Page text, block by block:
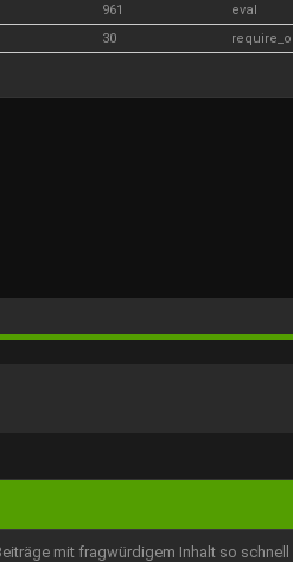
961
eval
30
mit fragwürdigem Inhalt so